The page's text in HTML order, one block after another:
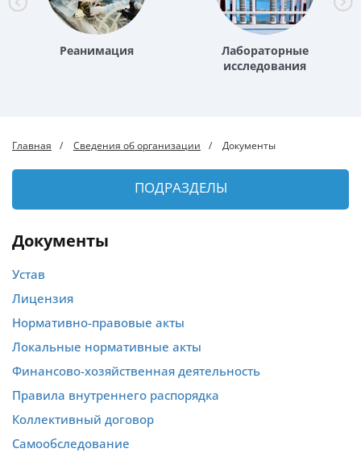
Реанимация
Лабораторные
исследования
Главная Сведения об организации Документы
ПОДРАЗДЕЛЫ
Документы
Устав
Лицензия
Нормативно-правовые акты
Локальные нормативные акты
Финансово-хозяйственная деятельность
Правила внутреннего распорядка
Коллективный договор
Самообследование